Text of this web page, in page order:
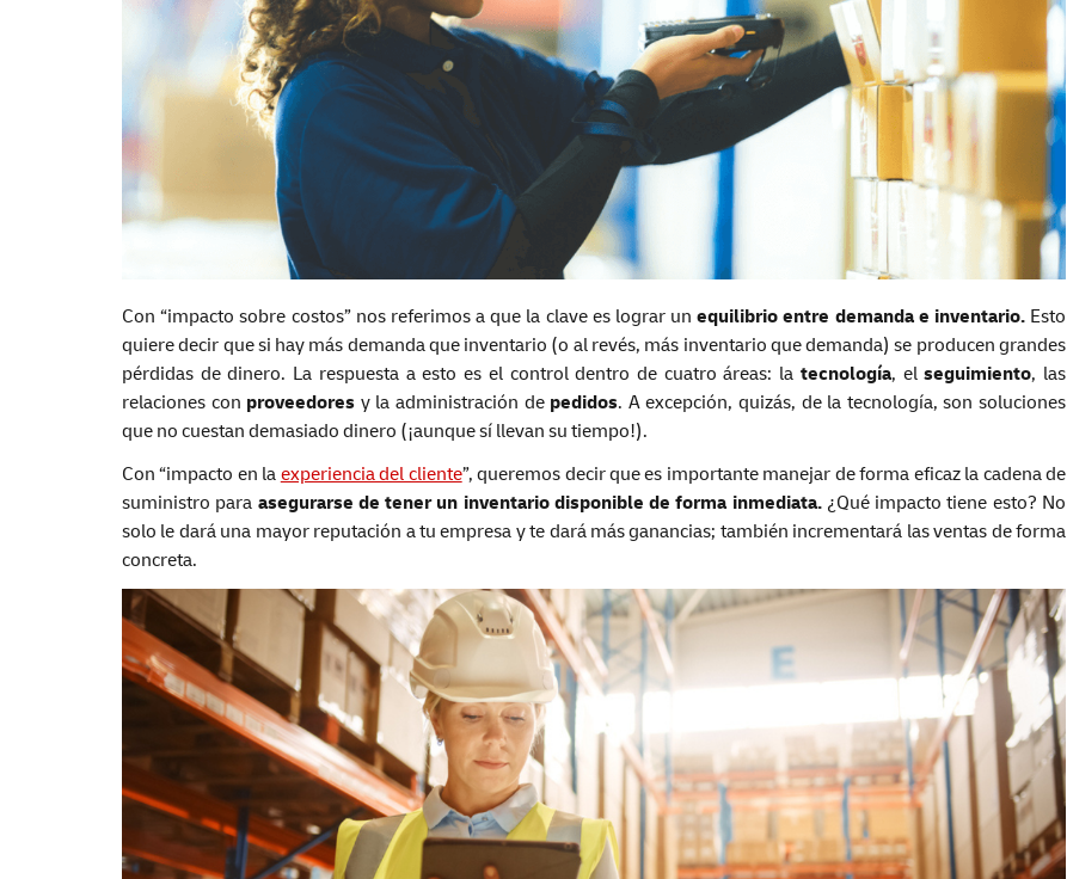
Con “impacto sobre costos” nos referimos a que la clave es lograr unequilibrio entre demanda e inventario. Esto
quiere decir que si hay más demanda que inventario (o al revés, más inventario que demanda) se producen grandes
pérdidas de dinero. La respuesta a esto es el control dentro de cuatro áreas: la tecnología, elseguimiento, las
relaciones con proveedores y la administración de pedidos. A excepción, quizás, de la tecnología, son soluciones
que no cuestan demasiado dinero (¡aunque sí llevan su tiempo!).
Con “impacto en la experiencia del cliente”, queremos decir que es importante manejar de forma eficaz la cadena de
suministro para asegurarse de tener un inventario disponible de forma inmediata. ¿Qué impacto tiene esto? No
solo le dará una mayor reputación a tu empresa y te dará más ganancias; también incrementará las ventas de forma
concreta.